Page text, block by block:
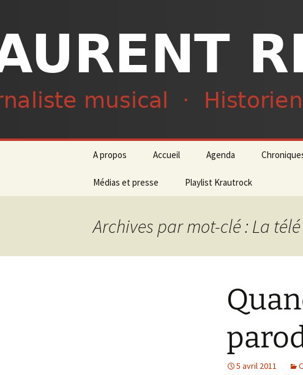
Laurent
contenu
A propos Accueil Agenda
Médias et presse Playlist Krautrock
Archives par mot-clé : La
5 avril 2011